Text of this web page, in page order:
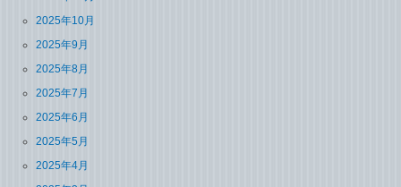
2025年10月
2025年9月
2025年8月
2025年7月
2025年6月
2025年5月
2025年4月